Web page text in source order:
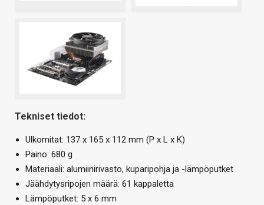
Tekniset tiedot:
Ulkomitat: 137 x 165 x 112 mm (P x L x K)
Paino: 680 g
Materiaali: alumiinirivasto, kuparipohja ja -lämpöputket
Jäähdytysripojen määrä: 61 kappaletta
Lämpöputket: 5 x 6 mm